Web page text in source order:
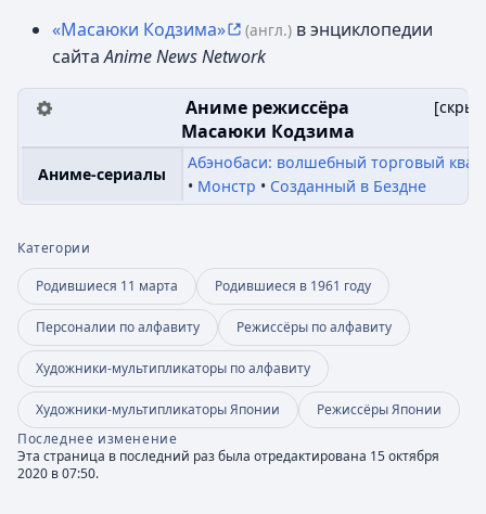
«Масаюки Кодзима» (англ.) в энциклопедии
сайтаAnime News Network
[
Аниме режиссёра
Масаюки Кодзима
Аниме-сериалы
Абэнобаси: волшебный торговый
Монстр
Созданный в Бездне
Категории
Родившиеся 11 марта Родившиеся в 1961 году
Персоналии по алфавиту Режиссёры по алфавиту
Художники-мультипликаторы по алфавиту
Художники-мультипликаторы Японии
Режиссёры Японии
Последнее изменение
Эта страница в последний раз была отредактирована 15 октября
2020 в 07:50.